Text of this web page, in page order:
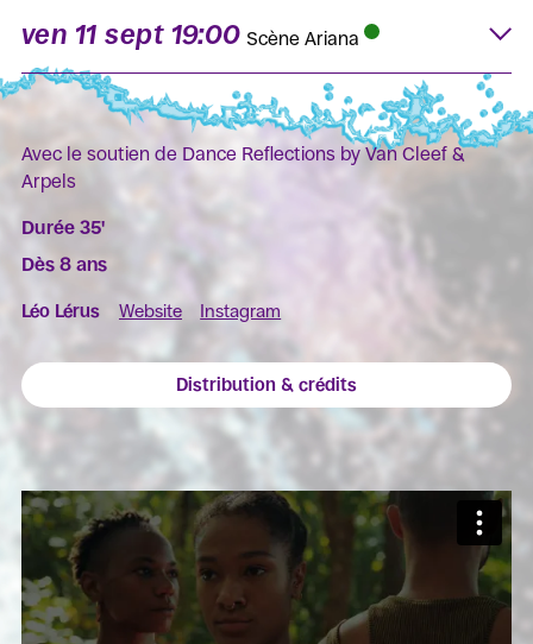
ven 11 sept 19:00 Scène Ariana
Avec le soutien de Dance Reflections by Van Cleef &
Arpels
Durée 35'
Dès 8 ans
Léo Lérus Website Instagram
Distribution & crédits